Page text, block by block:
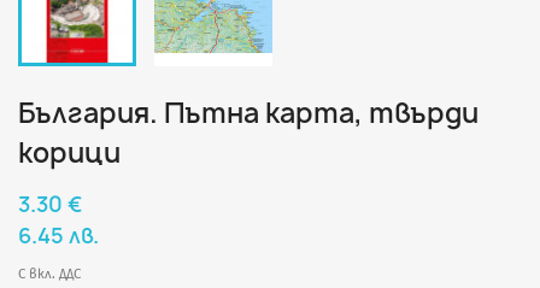
България. Пътна карта, твърди
корици
3.30 €
6.45 лв.
С вкл. ДДС